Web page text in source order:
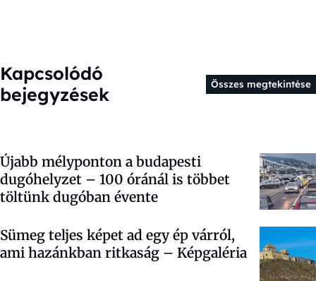
Kapcsolódó
bejegyzések
Összes megtekintése
Újabb mélyponton a budapesti
dugóhelyzet – 100 óránál is többet
töltünk dugóban évente
Sümeg teljes képet ad egy ép várról,
ami hazánkban ritkaság – Képgaléria